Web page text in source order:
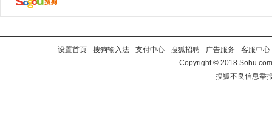
设置首页 - 搜狗输入法 - 支付中心 - 搜狐招聘 - 广告服务 - 客服中心
Copyright©2018
搜狐不良信息举